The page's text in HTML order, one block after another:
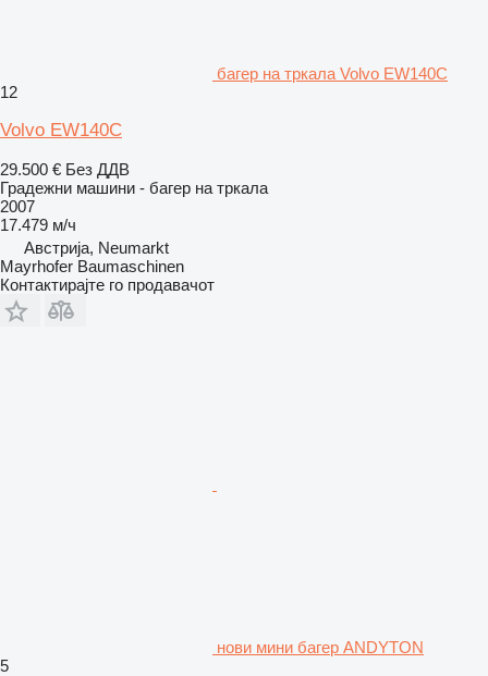
багер на тркала Volvo EW140C
12
Volvo EW140C
29.500 € Без ДДВ
Градежни машини - багер на тркала
2007
17.479 м/ч
Австрија, Neumarkt
Mayrhofer Baumaschinen
Контактирајте го продавачот
нови мини багер ANDYTON
5